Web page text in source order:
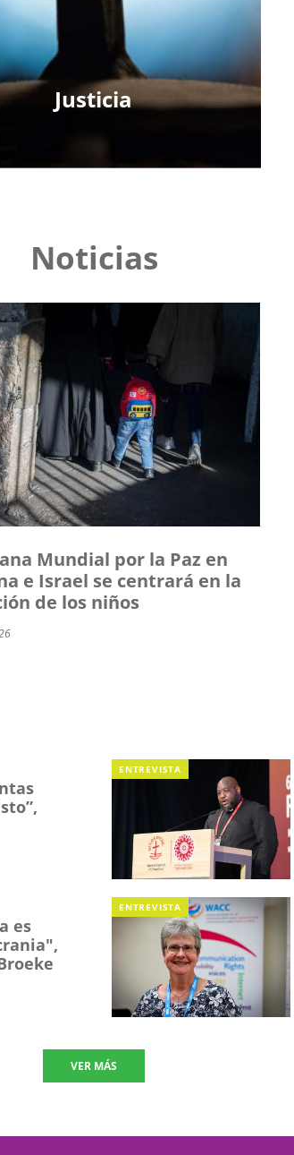
Justicia
Noticias
Mundial por la Paz en
e Israel se centrará en la
de los niños
ENTREVISTA
es
ENTREVISTA
VER MÁS